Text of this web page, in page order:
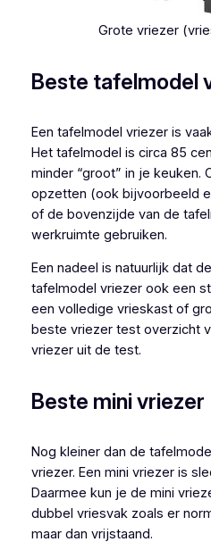
Grote vriezer
Beste tafelmodel
Een tafelmodel vriezer is
Het tafelmodel is circa 85
minder “groot” in je keuken.
opzetten (ook bijvoorbeeld
of de bovenzijde van de
werkruimte gebruiken.
Een nadeel is natuurlijk dat
tafelmodel vriezer ook een
een volledige vrieskast of
beste vriezer test overzicht
vriezer uit de test.
Beste mini vriezer
Nog kleiner dan de
vriezer. Een mini vriezer is
Daarmee kun je de mini
dubbel vriesvak zoals er
maar dan vrijstaand.